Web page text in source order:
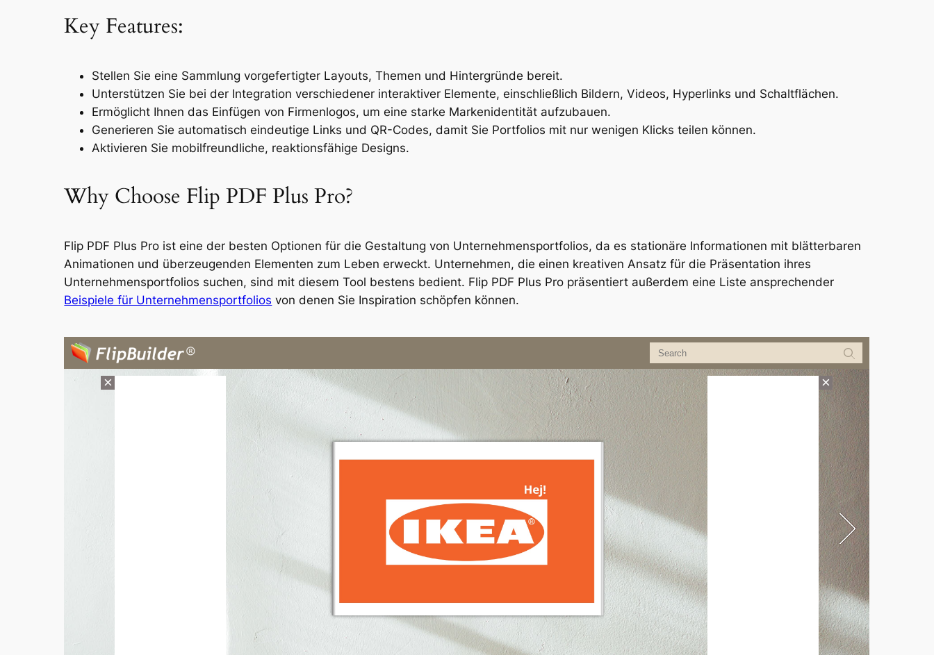
Key Features:
Stellen Sie eine Sammlung vorgefertigter Layouts, Themen und Hintergründe bereit.
Unterstützen Sie bei der Integration verschiedener interaktiver Elemente, einschließlich Bildern, Videos, Hyperlinks und Schaltflächen.
Ermöglicht Ihnen das Einfügen von Firmenlogos, um eine starke Markenidentität aufzubauen.
Generieren Sie automatisch eindeutige Links und QR-Codes, damit Sie Portfolios mit nur wenigen Klicks teilen können.
Aktivieren Sie mobilfreundliche, reaktionsfähige Designs.
Why Choose Flip PDF Plus Pro?
Flip PDF Plus Pro ist eine der besten Optionen für die Gestaltung von Unternehmensportfolios, da es stationäre Informationen mit blätterbaren
Animationen und überzeugenden Elementen zum Leben erweckt. Unternehmen, die einen kreativen Ansatz für die Präsentation ihres
Unternehmensportfolios suchen, sind mit diesem Tool bestens bedient. Flip PDF Plus Pro präsentiert außerdem eine Liste ansprechender
Beispiele für Unternehmensportfolios von denen Sie Inspiration schöpfen können.